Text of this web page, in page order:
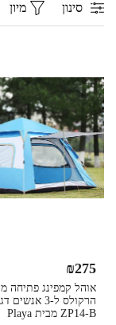
סינון מיון
אוהל קמפינג פתיחה
ZP14-B מבית Playa
₪275